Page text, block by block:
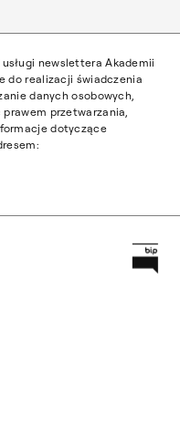
newslettera Akademii
do realizacji świadczenia
danych osobowych,
przetwarzania,
dotyczące